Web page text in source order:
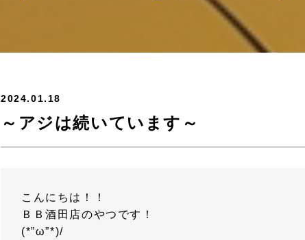
2024.01.18
～アジは続いています～
こんにちは！！
ＢＢ酒田店のやつです！
(*”ω”*)/